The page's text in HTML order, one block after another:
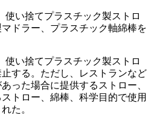
使い捨てプラスチック製ストロ
ドラー、プラスチック軸綿棒を
使い捨てプラスチック製ストロ
する。ただし、レストランなど
った場合に提供するストロー、
トロー、綿棒、科学目的で使用
た。